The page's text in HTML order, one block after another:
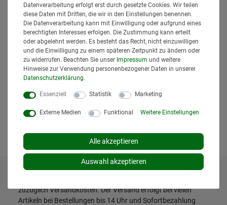
Kappe K80 Kupplung Scharmüller
Vergleichs-Nr.: F117501901050
Scharmüller
Lieferzeit: 1 bis 3 Tage*
inkl. MwSt. Versand
zuzüglichVersandkosten. Der Versand erfolgt bei vielen
Artikeln bei Bestellungen bis 14 Uhr und Sofortbezahlung
Datenverarbeitung erfolgt erst durch gesetzte Cookies. Wir teilen
diese Daten mit Dritten, die wir in den Einstellungen benennen.
Die Datenverarbeitung kann mit Einwilligung oder aufgrund eines
berechtigten Interesses erfolgen. Die Zustimmung kann erteilt
oder abgelehnt werden. Es besteht das Recht, nicht einzuwilligen
und die Einwilligung zu einem späteren Zeitpunkt zu ändern oder
zu widerrufen. Beachten Sie unser Impressum und weitere
Hinweise zur Verwendung personenbezogener Daten in unserer
Daten­schutz­erklärung.
Essenziell Statistik Marketing
Externe Medien Funktional Weitere Einstellungen
Alle akzeptieren
Auswahl akzeptieren